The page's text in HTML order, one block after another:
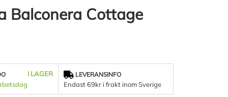
Balconera Cottage
I LAGER
LEVERANSINFO
Endast 69kr i frakt inom Sverige